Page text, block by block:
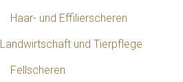
Haar- und Effilierscheren
Landwirtschaft und Tierpflege
Fellscheren